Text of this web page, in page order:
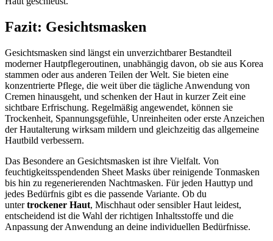
Fazit: Gesichtsmasken
Gesichtsmasken sind längst ein unverzichtbarer Bestandteil
moderner Hautpflegeroutinen, unabhängig davon, ob sie aus Korea
stammen oder aus anderen Teilen der Welt. Sie bieten eine
konzentrierte Pflege, die weit über die tägliche Anwendung von
Cremen hinausgeht, und schenken der Haut in kurzer Zeit eine
sichtbare Erfrischung. Regelmäßig angewendet, können sie
Trockenheit, Spannungsgefühle, Unreinheiten oder erste Anzeichen
der Hautalterung wirksam mildern und gleichzeitig das allgemeine
Hautbild verbessern.
Das Besondere an Gesichtsmasken ist ihre Vielfalt. Von
feuchtigkeitsspendenden Sheet Masks über reinigende Tonmasken
bis hin zu regenerierenden Nachtmasken. Für jeden Hauttyp und
jedes Bedürfnis gibt es die passende Variante. Ob du
untertrockener Haut, Mischhaut oder sensibler Haut leidest,
entscheidend ist die Wahl der richtigen Inhaltsstoffe und die
Anpassung der Anwendung an deine individuellen Bedürfnisse.